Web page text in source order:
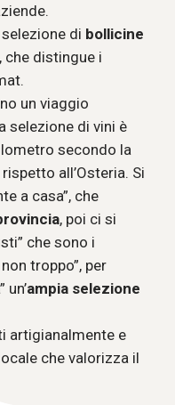
di bollicine
che distingue i
un viaggio
selezione di vini è
secondo la
all’Osteria. Si
a casa”, che
, poi ci si
che sono i
troppo”, per
un’ampia selezione
artigianalmente e
che valorizza il